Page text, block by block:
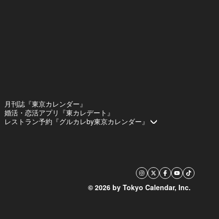
月刊誌『東京カレンダー』
婚活・恋活アプリ『東カレデート』
レストラン予約『グルカレby東京カレンダー』
© 2026 by Tokyo Calendar, Inc.